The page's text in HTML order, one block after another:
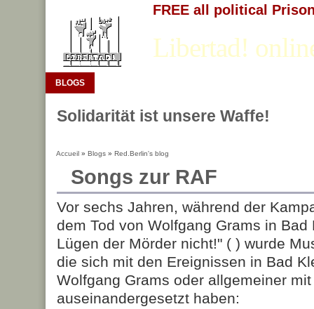
FREE all political
Libertad!
BLOGS
Solidarität ist unsere Waffe!
Accueil » Blogs » Red.Berlin's blog
Songs zur RAF
Vor sechs Jahren, während der
dem Tod von Wolfgang Grams in
Lügen der Mörder nicht!" ( ) wurde
die sich mit den Ereignissen in Bad
Wolfgang Grams oder allgemeiner
auseinandergesetzt haben: